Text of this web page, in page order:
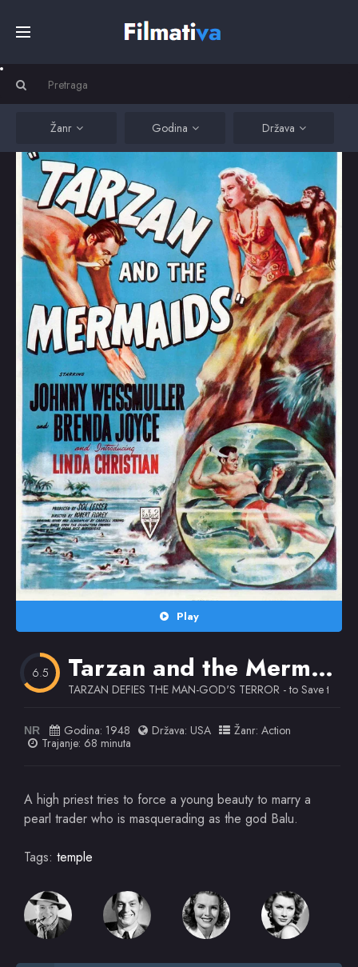
Filmovi
Serije
Kino
Top
Random
Omiljeni
Žanr Godina Država
Play
6.5 Tarzan and the Mermaids
TARZAN DEFIES THE MAN-GOD'S TERROR - to Save the
NR Godina: 1948 Država: USA Žanr: Action
Trajanje: 68 minuta
A high priest tries to force a young beauty to marry a
pearl trader who is masquerading as the god Balu.
Tags: temple